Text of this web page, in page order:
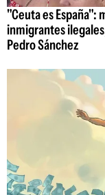
"Ceuta es España":
inmigrantes
Pedro Sánchez